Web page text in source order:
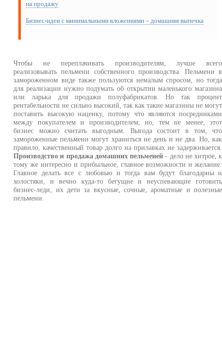
на продажу
Бизнес-идеи с минимальными вложениями – домашняя выпечка
Чтобы не переплачивать производителям, лучше всего
реализовывать пельмени собственного производства. Пельмени в
замороженном виде также пользуются немалым спросом, но тогда
для реализации нужно подумать об открытии маленького магазина
или ларька для продажи полуфабрикатов. Но так процент
рентабельности не сильно высокий, так как такие магазины не могут
поставить высокую наценку, потому что являются посредниками
между покупателем и производителем, но, тем не менее, этот
бизнес можно считать выгодным. Выгода состоит в том, что
замороженные пельмени могут храниться не день и не два. Но, как
правило, качественный товар долго на прилавках не задерживается.
Производство и продажа домашних пельменей - дело не хитрое, к
тому же интересно и прибыльное, главное возможности и желание.
Главное делать все с любовью и тогда вам будут благодарны и
холостяки, и вечно куда-то бегущие и неуспевающие готовить
бизнес-леди, их дети за вкусные, сочные, ароматные и полезные
пельмени.